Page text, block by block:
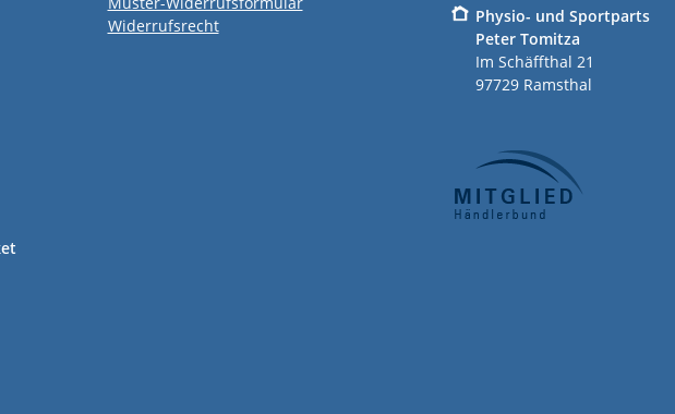
Widerrufsrecht
Physio- und Sportparts
Peter Tomitza
Im Schäffthal 21
97729 Ramsthal